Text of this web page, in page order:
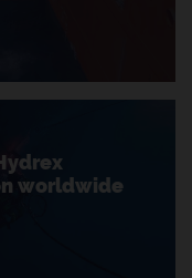
worldwide